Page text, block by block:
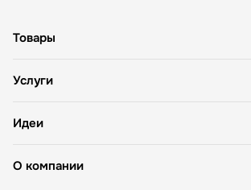
О компании
Товары
Услуги
Идеи